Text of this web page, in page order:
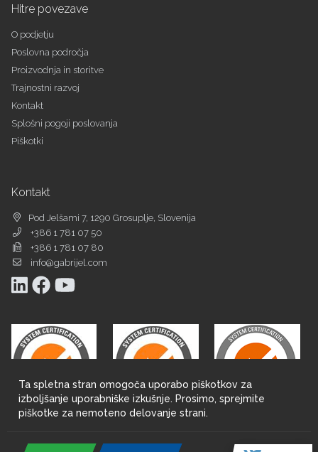
Hitre povezave
O podjetju
Poslovna področja
Proizvodnja in storitve
Trajnostni razvoj
Kontakt
Splošni pogoji poslovanja
Piškotki
Kontakt
Pod Jelšami 7, 1290 Grosuplje, Slovenija
+386 1 781 07 50
+386 1 781 07 80
info@gabrijel.com
Ta spletna stran omogoča uporabo piškotkov za
izboljšanje uporabniške izkušnje. Prosimo, sprejmite
piškotke za nemoteno delovanje strani.